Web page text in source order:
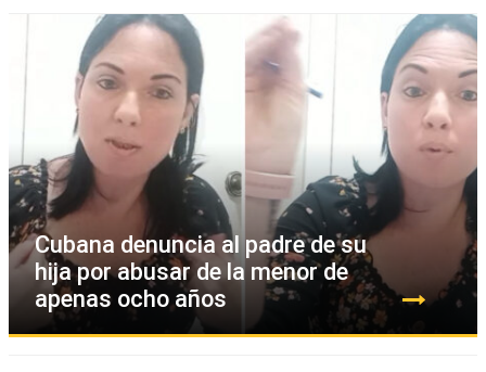
Cubana denuncia al padre de su
hija por abusar de la menor de
apenas ocho años